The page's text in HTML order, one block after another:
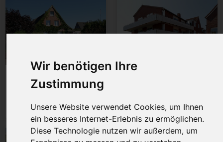
Wir benötigen Ihre
Zustimmung
Unsere Website verwendet Cookies, um Ihnen
ein besseres Internet-Erlebnis zu ermöglichen.
Diese Technologie nutzen wir außerdem, um
Baltrum
Merken Details Merken Details